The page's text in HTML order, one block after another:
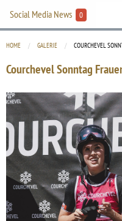
Social Media News
0
HOME GALERIE CURRENT:
COURCHEVEL
Courchevel Sonntag